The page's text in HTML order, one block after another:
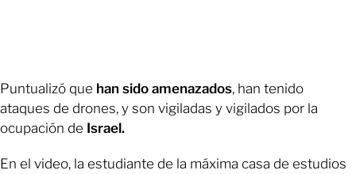
Puntualizó que han sido amenazados, han tenido
ataques de drones, y son vigiladas y vigilados por la
ocupación de Israel.
En el video, la estudiante de la máxima casa de estudios